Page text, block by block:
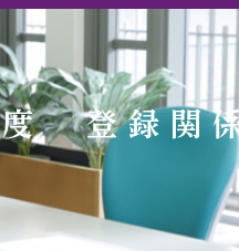
度 登録関係